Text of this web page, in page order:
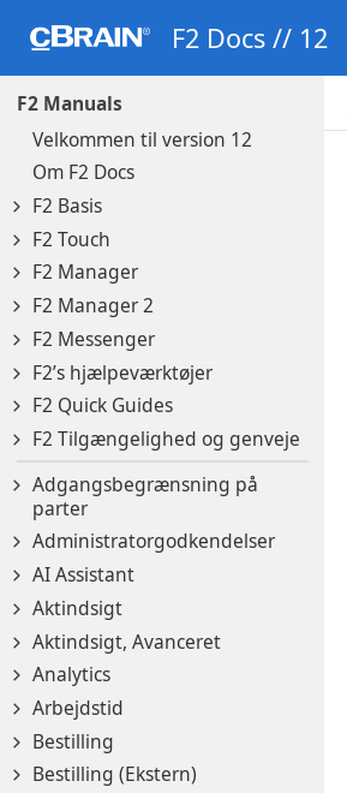
F2 Docs // 12
F2 Manuals
Velkommen til version 12
Om F2 Docs
F2 Basis
F2 Touch
F2 Manager
F2 Manager 2
F2 Messenger
F2’s hjælpeværktøjer
F2 Quick Guides
F2 Tilgængelighed og genveje
Adgangsbegrænsning på
parter
Administratorgodkendelser
AI Assistant
Aktindsigt
Aktindsigt, Avanceret
Analytics
Arbejdstid
Bestilling
Bestilling (Ekstern)